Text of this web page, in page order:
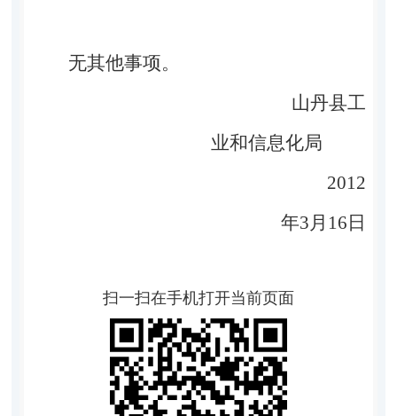
无其他事项。
山丹县工
业和信息化局
2012
年3 月 16 日
扫一扫在手机打开当前页面